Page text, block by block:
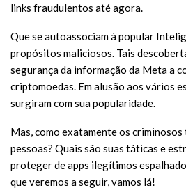
links fraudulentos até agora.
Que se autoassociam à popular
propósitos maliciosos. Tais
segurança da informação da Meta a
criptomoedas. Em alusão aos vários
surgiram com sua popularidade.
Mas, como exatamente os
pessoas? Quais são suas táticas e
proteger de apps ilegítimos
que veremos a seguir, vamos lá!